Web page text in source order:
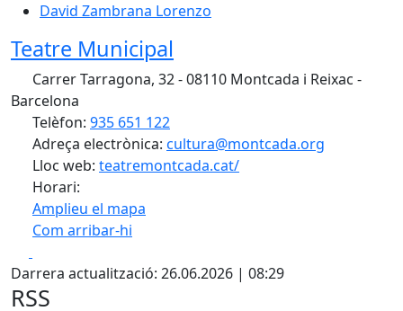
David Zambrana Lorenzo
Teatre Municipal
Carrer Tarragona, 32 - 08110 Montcada i Reixac -
Barcelona
Telèfon: 935 651 122
Adreça electrònica: cultura@montcada.org
Lloc web: teatremontcada.cat/
Horari:
Amplieu el mapa
Com arribar-hi
+
−
Darrera actualització: 26.06.2026 | 08:29
RSS